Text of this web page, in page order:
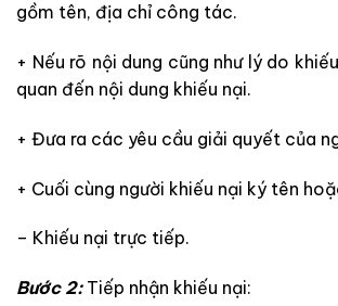
gồm tên, địa chỉ công tác.
+ Nếu rõ nội dung cũng như lý do
quan đến nội dung khiếu nại.
+ Đưa ra các yêu cầu giải quyết của
+ Cuối cùng người khiếu nại ký tên
– Khiếu nại trực tiếp.
Bước 2:Tiếp nhận khiếu nại: